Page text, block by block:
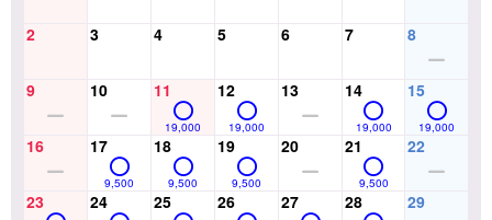
2 3 4 5 6 7 8
9 10 11
19,000
12
19,000
13 14
19,000
15
19,000
16 17
9,500
18
9,500
19
9,500
20 21
9,500
22
23 24 25 26 27 28 29